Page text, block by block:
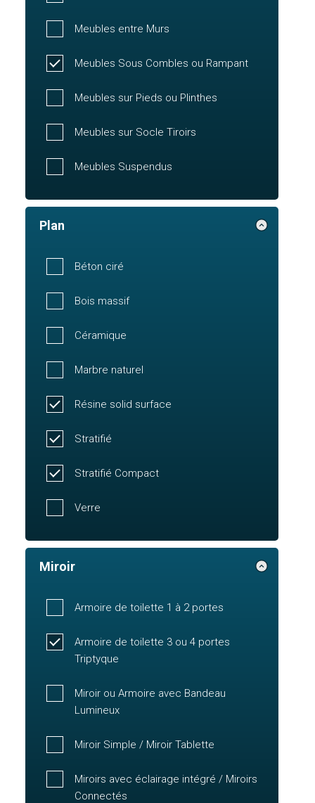
Meubles entre Murs
Meubles Sous Combles ou Rampant
Meubles sur Pieds ou Plinthes
Meubles sur Socle Tiroirs
Meubles Suspendus
Plan
Béton ciré
Bois massif
Céramique
Marbre naturel
Résine solid surface
Stratifié
Stratifié Compact
Verre
Miroir
Armoire de toilette 1 à 2 portes
Armoire de toilette 3 ou 4 portes
Triptyque
Miroir ou Armoire avec Bandeau
Lumineux
Miroir Simple / Miroir Tablette
Miroirs avec éclairage intégré / Miroirs
Connectés